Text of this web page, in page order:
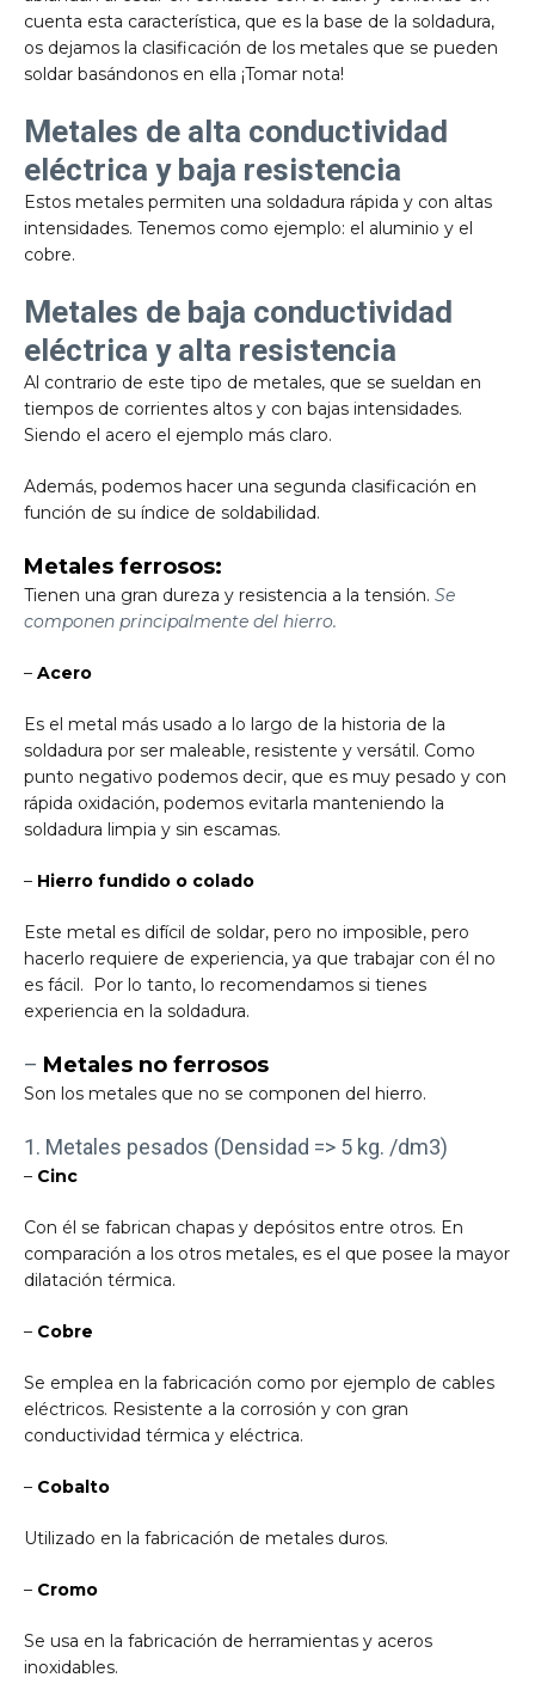
cuenta esta característica, que es la base de la soldadura,
os dejamos la clasificación de los metales que se pueden
soldar basándonos en ella ¡Tomar nota!
Metales de alta conductividad
eléctrica y baja resistencia
Estos metales permiten una soldadura rápida y con altas
intensidades. Tenemos como ejemplo: el aluminio y el
cobre.
Metales de baja conductividad
eléctrica y alta resistencia
Al contrario de este tipo de metales, que se sueldan en
tiempos de corrientes altos y con bajas intensidades.
Siendo el acero el ejemplo más claro.
Además, podemos hacer una segunda clasificación en
función de su índice de soldabilidad.
Metales ferrosos:
Tienen una gran dureza y resistencia a la tensión. Se
componen principalmente del hierro.
– Acero
Es el metal más usado a lo largo de la historia de la
soldadura por ser maleable, resistente y versátil. Como
punto negativo podemos decir, que es muy pesado y con
rápida oxidación, podemos evitarla manteniendo la
soldadura limpia y sin escamas.
– Hierro fundido o colado
Este metal es difícil de soldar, pero no imposible, pero
hacerlo requiere de experiencia, ya que trabajar con él no
es fácil. Por lo tanto, lo recomendamos si tienes
experiencia en la soldadura.
– Metales no ferrosos
Son los metales que no se componen del hierro.
1. Metales pesados (Densidad => 5 kg. /dm3)
– Cinc
Con él se fabrican chapas y depósitos entre otros. En
comparación a los otros metales, es el que posee la mayor
dilatación térmica.
– Cobre
Se emplea en la fabricación como por ejemplo de cables
eléctricos. Resistente a la corrosión y con gran
conductividad térmica y eléctrica.
– Cobalto
Utilizado en la fabricación de metales duros.
– Cromo
Se usa en la fabricación de herramientas y aceros
inoxidables.